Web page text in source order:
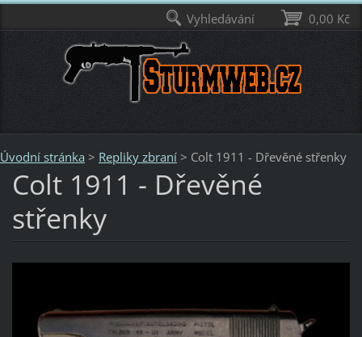
Úvodní stránka > Repliky zbraní > Colt 1911 - Dřevěné střenky
Colt 1911 - Dřevěné
střenky
0,00 Kč
Vyhledávání